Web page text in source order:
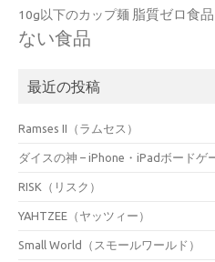
10g以下のカップ麺 脂質ゼロ食品
ない食品
最近の投稿
Ramses II（ラムセス）
ダイスの神 – iPhone・iPadボードゲ
RISK（リスク）
YAHTZEE（ヤッツィー）
Small World（スモールワールド）